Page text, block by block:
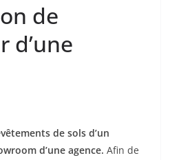
de
d’une
de sols d’un
d’une agence. Afin de